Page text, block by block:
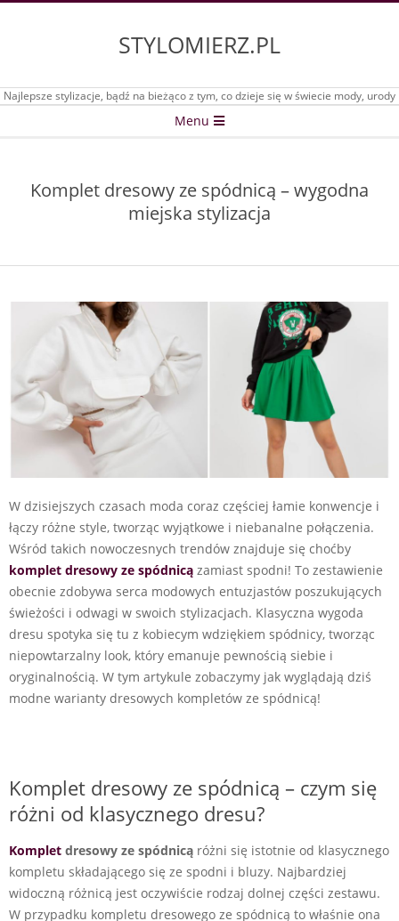
STYLOMIERZ.PL
Najlepsze stylizacje, bądź na bieżąco z tym, co dzieje się w świecie mody, urody
Menu
Komplet dresowy ze spódnicą – wygodna
miejska stylizacja
W dzisiejszych czasach moda coraz częściej łamie konwencje i
łączy różne style, tworząc wyjątkowe i niebanalne połączenia.
Wśród takich nowoczesnych trendów znajduje się choćby
komplet dresowy ze spódnicą zamiast spodni! To zestawienie
obecnie zdobywa serca modowych entuzjastów poszukujących
świeżości i odwagi w swoich stylizacjach. Klasyczna wygoda
dresu spotyka się tu z kobiecym wdziękiem spódnicy, tworząc
niepowtarzalny look, który emanuje pewnością siebie i
oryginalnością. W tym artykule zobaczymy jak wyglądają dziś
modne warianty dresowych kompletów ze spódnicą!
Komplet dresowy ze spódnicą – czym się
różni od klasycznego dresu?
Komplet dresowy ze spódnicą różni się istotnie od klasycznego
kompletu składającego się ze spodni i bluzy. Najbardziej
widoczną różnicą jest oczywiście rodzaj dolnej części zestawu.
W przypadku kompletu dresowego ze spódnicą to właśnie ona